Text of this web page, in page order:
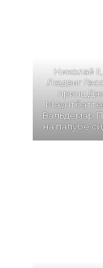
Николай
Людвиг
принц
Вальдемар
на палубе